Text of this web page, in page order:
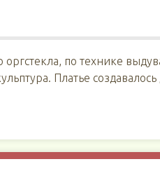
по технике
Платье создавалось